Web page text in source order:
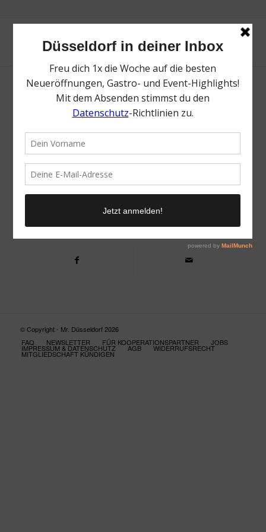
Party Discount 1
21. Oktober 2021 /
© Copyright - Mr. Düsseldorf 2026
FAQ
NEWSLETTER FÜR KOOPERATIONSPARTNER JOBS
IMPRESSUM & DATENSCHUTZ AGB WIDERRUFSRECHT
MITGLIEDSCHAFT KÜNDIGEN